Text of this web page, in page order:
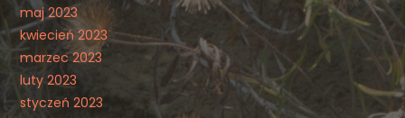
maj 2023
kwiecień 2023
marzec 2023
luty 2023
styczeń 2023